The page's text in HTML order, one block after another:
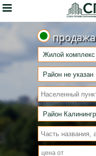

продажа